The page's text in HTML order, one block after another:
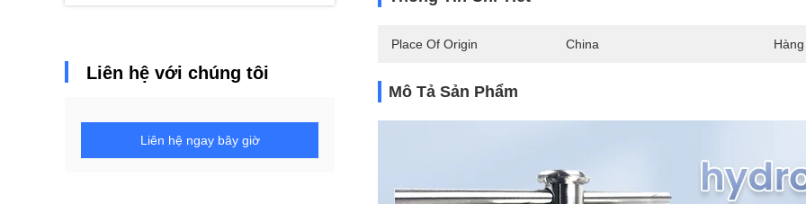
Liên hệ với chúng tôi
Liên hệ ngay bây giờ
Place Of Origin China
Mô Tả Sản Phẩm